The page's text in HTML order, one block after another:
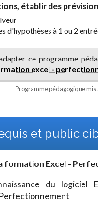
établir des
d'hypothèses à 1 ou 2
ce programme
excel -
Programme pédagogique mis
et public
formation Excel -
du logiciel